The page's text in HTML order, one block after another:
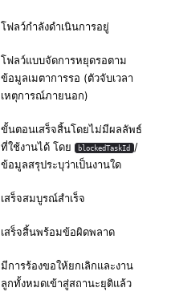
โฟลว์กำลังดำเนินการอยู่
โฟลว์แบบจัดการหยุดรอตาม
ข้อมูลเมตาการรอ (ตัวจับเวลา
เหตุการณ์ภายนอก)
ขั้นตอนเสร็จสิ้นโดยไม่มีผลลัพธ์
ที่ใช้งานได้ โดย
blockedTaskId /
ข้อมูลสรุประบุว่าเป็นงานใด
เสร็จสมบูรณ์สำเร็จ
เสร็จสิ้นพร้อมข้อผิดพลาด
มีการร้องขอให้ยกเลิกและงาน
ลูกทั้งหมดเข้าสู่สถานะยุติแล้ว